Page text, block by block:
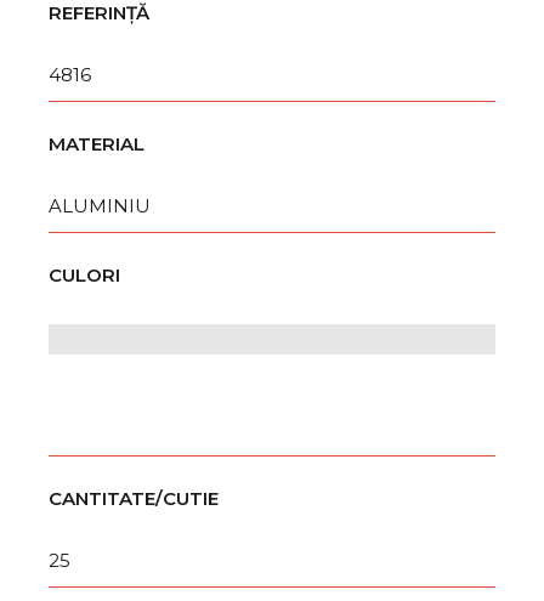
REFERINȚĂ
4816
MATERIAL
ALUMINIU
CULORI
CANTITATE/CUTIE
25